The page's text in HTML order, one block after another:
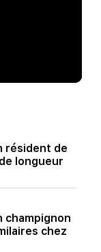
résident de
longueur
champignon
chez